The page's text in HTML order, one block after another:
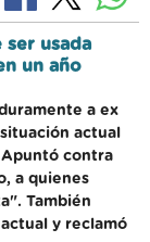
usada
un año
a ex
actual
Apuntó contra
a quienes
También
y reclamó